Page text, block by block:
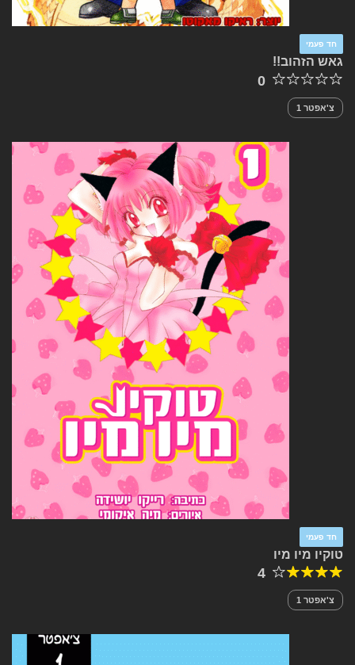
חד פעמי
גאש הזהוב!!
0
צ'אפטר 1
חד פעמי
טוקיו מיו מיו
4
צ'אפטר 1